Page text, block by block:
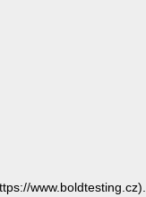
www.boldtesting.cz).